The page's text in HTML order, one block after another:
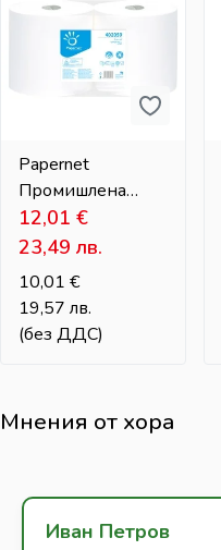
Papernet
Промишлена
хартия на големи
ролки – 2-
целулоза
12,01 €
23,49 лв.
10,01 €
19,57 лв.
(без ДДС)
Мнения от хора
Иван Петров